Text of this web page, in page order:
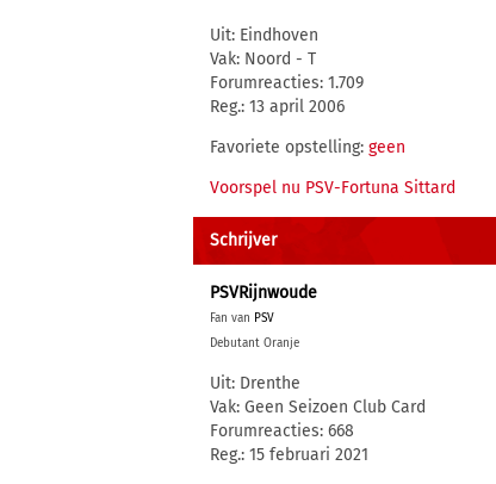
Uit: Eindhoven
Vak: Noord - T
Forumreacties: 1.709
Reg.: 13 april 2006
Favoriete opstelling: geen
Voorspel nu PSV-Fortuna Sittard
Schrijver
PSVRijnwoude
Fan van PSV
Debutant Oranje
Uit: Drenthe
Vak: Geen Seizoen Club Card
Forumreacties: 668
Reg.: 15 februari 2021